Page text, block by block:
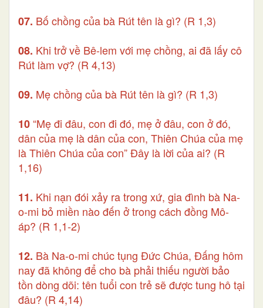
07. Bố chồng của bà Rút tên là gì? (R 1,3)
08. Khi trở về Bê-lem với mẹ chồng, ai đã lấy cô
Rút làm vợ? (R 4,13)
09. Mẹ chồng của bà Rút tên là gì? (R 1,3)
10“Mẹ đi đâu, con đi đó, mẹ ở đâu, con ở đó,
dân của mẹ là dân của con, Thiên Chúa của mẹ
là Thiên Chúa của con” Đây là lời của ai? (R
1,16)
11. Khi nạn đói xảy ra trong xứ, gia đình bà Na-
o-mi bỏ miền nào đến ở trong cách đồng Mô-
áp? (R 1,1-2)
12. Bà Na-o-mi chúc tụng Đức Chúa, Đấng hôm
nay đã không để cho bà phải thiếu người bảo
tồn dòng dõi: tên tuổi con trẻ sẽ được tung hô tại
đâu? (R 4,14)